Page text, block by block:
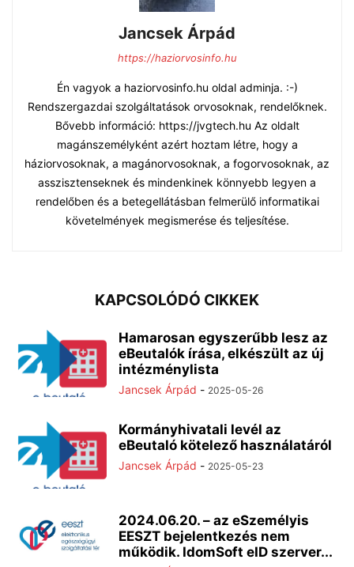
Jancsek Árpád
https://haziorvosinfo.hu
Én vagyok a haziorvosinfo.hu oldal adminja. :-)
Rendszergazdai szolgáltatások orvosoknak, rendelőknek.
Bővebb információ: https://jvgtech.hu Az oldalt
magánszemélyként azért hoztam létre, hogy a
háziorvosoknak, a magánorvosoknak, a fogorvosoknak, az
asszisztenseknek és mindenkinek könnyebb legyen a
rendelőben és a betegellátásban felmerülő informatikai
követelmények megismerése és teljesítése.
KAPCSOLÓDÓ CIKKEK
Hamarosan egyszerűbb lesz az
eBeutalók írása, elkészült az új
intézménylista
Jancsek Árpád - 2025-05-26
Kormányhivatali levél az
eBeutaló kötelező használatáról
Jancsek Árpád - 2025-05-23
2024.06.20. – az eSzemélyis
EESZT bejelentkezés nem
működik. IdomSoft eID szerver...